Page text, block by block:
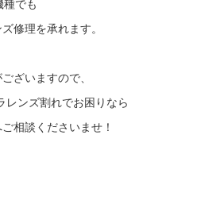
種でも
修理を承れます。
ざいますので、
レンズ割れでお困りなら
相談くださいませ！